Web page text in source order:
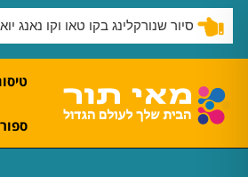
סיור שנורקלינג בקו טאו וקו נאנג